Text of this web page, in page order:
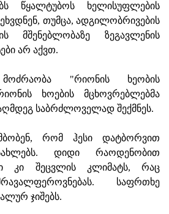
წყალტუბოს ხელისუფლების
თუმცა, ადგილობრივების
მშენებლობაზე ზეგავლენის
არ აქვთ.
მოძრაობა "რიონის ხეობის
ხოების მცხოვრებლებმა
საბრძლოველად შექმნეს.
რომ ჰესი დატბორვით
დიდი რაოდენობით
კი შეცვლის კლიმატს, რაც
საფრთხე
ჯიშებს.